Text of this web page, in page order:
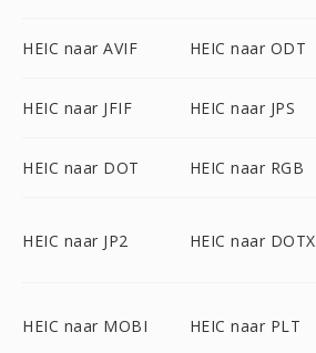
HEIC naar AVIF HEIC naar ODT
HEIC naar JFIF HEIC naar JPS
HEIC naar DOT HEIC naar RGB
HEIC naar JP2 HEIC naar DOTX
HEIC naar MOBI HEIC naar PLT